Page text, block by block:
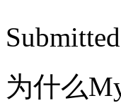
为什么